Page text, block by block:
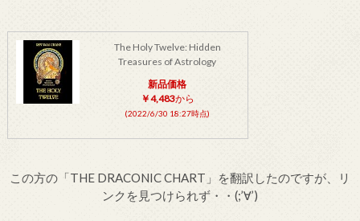
The Holy Twelve: Hidden
Treasures of Astrology
新品価格
￥4,483から
(2022/6/30 18:27時点)
この方の「THE DRACONIC CHART」を翻訳したのですが、リ
ンクを見つけられず・・(;’∀’)